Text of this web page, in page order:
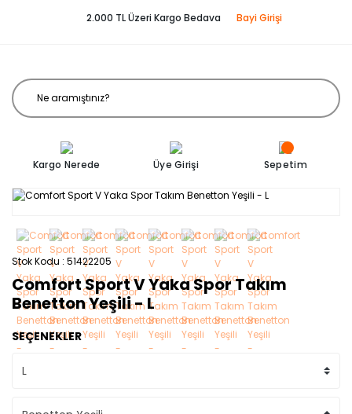
2.000 TL Üzeri Kargo Bedava Bayi Girişi
Kargo Nerede Üye Girişi Sepetim
Stok Kodu 51422205
Comfort Sport V Yaka Spor Takım
Benetton Yeşili - L
SEÇENEKLER